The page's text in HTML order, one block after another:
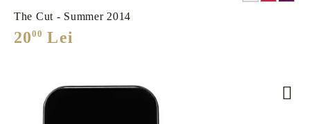
The Cut - Summer 2014
2000 Lei